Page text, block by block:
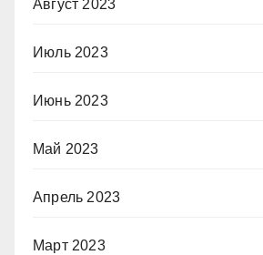
Август 2023
Июль 2023
Июнь 2023
Май 2023
Апрель 2023
Март 2023